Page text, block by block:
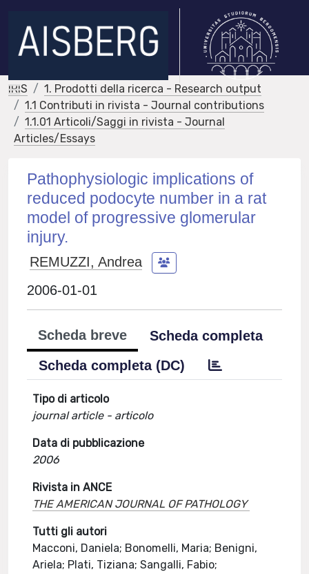
IRIS
1. Prodotti della ricerca - Research output
1.1 Contributi in rivista - Journal contributions
1.1.01 Articoli/Saggi in rivista - Journal
Articles/Essays
Pathophysiologic implications of
reduced podocyte number in a rat
model of progressive glomerular
injury.
REMUZZI, Andrea
2006-01-01
Scheda breve
Scheda completa
Scheda completa (DC)
Tipo di articolo
journal article - articolo
Data di pubblicazione
2006
Rivista in ANCE
THE AMERICAN JOURNAL OF PATHOLOGY
Tutti gli autori
Macconi, Daniela; Bonomelli, Maria; Benigni,
Ariela; Plati, Tiziana; Sangalli, Fabio;